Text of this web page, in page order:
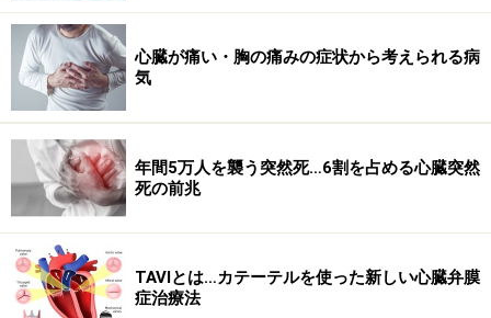
心臓が痛い・胸の痛みの症状から考えられる病
気
年間5万人を襲う突然死…6割を占める心臓突然
死の前兆
TAVIとは…カテーテルを使った新しい心臓弁膜
症治療法